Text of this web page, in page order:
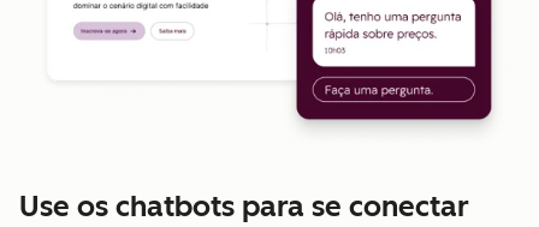
Use os chatbots para se conectar